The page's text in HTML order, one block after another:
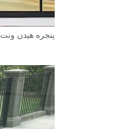
پنجره هیدن ونت